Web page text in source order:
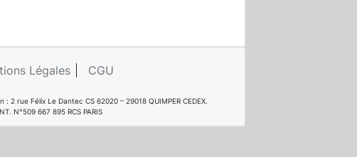
Légales CGU
rue Félix Le Dantec CS 62020 – 29018 QUIMPER CEDEX.
N°509 667 895 RCS PARIS